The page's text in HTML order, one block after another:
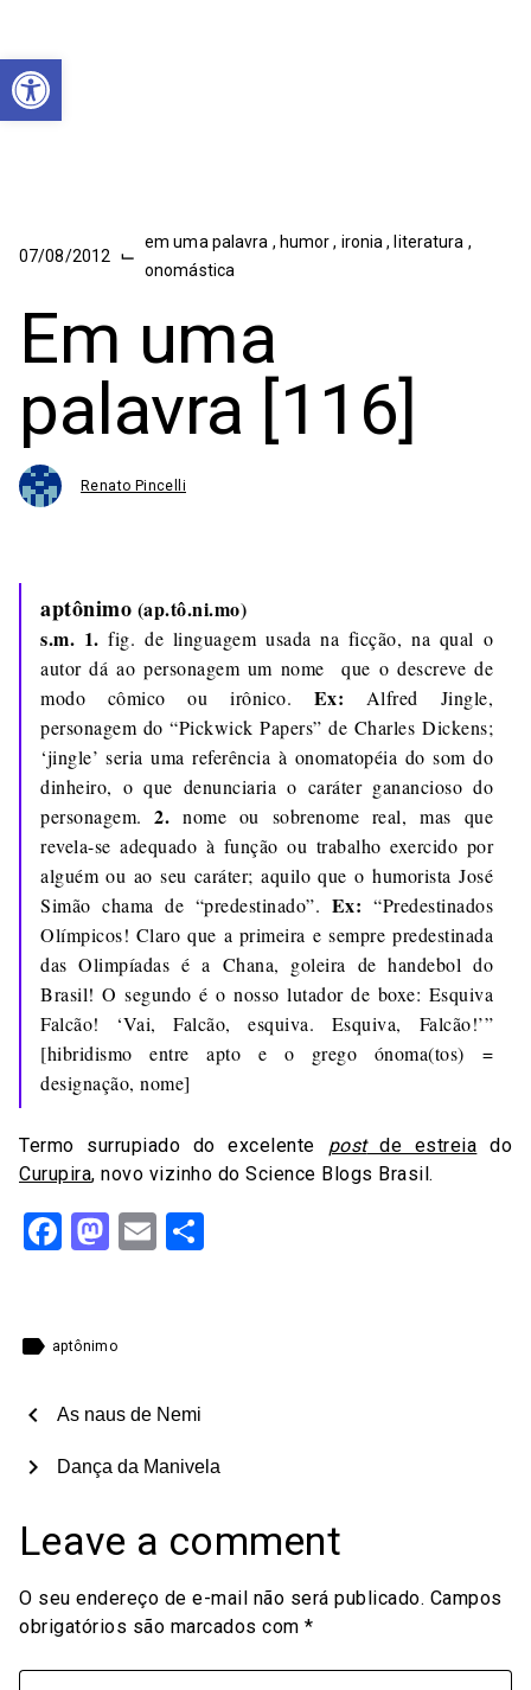
Abrir a barra de ferramentas
07/08/2012 ⌙
em uma palavra , humor, ironia, literatura ,
onomástica
Em uma
palavra [116]
Renato Pincelli
aptônimo (ap.tô.ni.mo)
s.m. 1.fig. de linguagem usada na ficção, na qual o
autor dá ao personagem um nome que o descreve de
modo cômico ou irônico. Ex: Alfred Jingle,
personagem do “Pickwick Papers” de Charles Dickens;
‘jingle’ seria uma referência à onomatopéia do som do
dinheiro, o que denunciaria o caráter ganancioso do
personagem.2. nome ou sobrenome real, mas que
revela-se adequado à função ou trabalho exercido por
alguém ou ao seu caráter; aquilo que o humorista José
Simão chama de “predestinado”. Ex: “Predestinados
Olímpicos! Claro que a primeira e sempre predestinada
das Olimpíadas é a Chana, goleira de handebol do
Brasil! O segundo é o nosso lutador de boxe: Esquiva
Falcão! ‘Vai, Falcão, esquiva. Esquiva, Falcão!’”
[hibridismo entre apto e o grego ónoma(tos) =
designação, nome]
Termo surrupiado do excelente postde estreia do
Curupira, novo vizinho do Science Blogs Brasil.
Facebook
Mastodon
Email
label aptônimo
chevron_left As naus de Nemi
Dança da Manivela
chevron_right
Leave a comment
O seu endereço de e-mail não será publicado. Campos
obrigatórios são marcados com *